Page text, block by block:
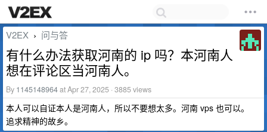
V2EX › 问与答
有什么办法获取河南的 ip 吗？本河南人
想在评论区当河南人。
By 1145148964at Apr 27, 2025 · 3885 views
本人可以自证本人是河南人，所以不要想太多。河南 vps 也可以。
追求精神的故乡。